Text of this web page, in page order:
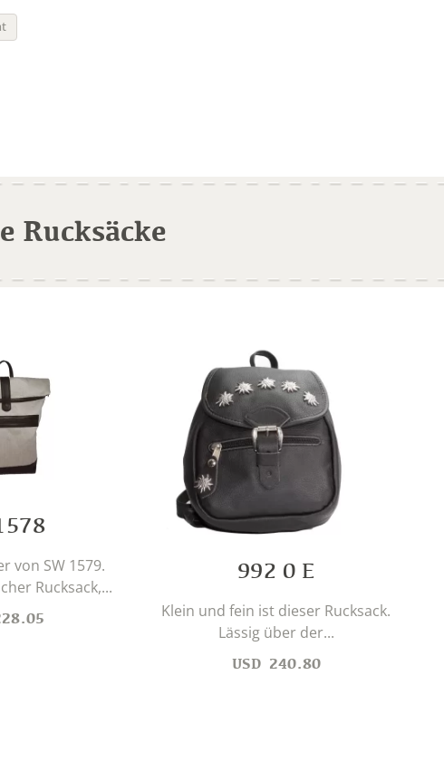
Rucksäcke
von SW 1579.
Rucksack,...
992 0 E
Klein und fein ist dieser Rucksack.
Lässig über der...
USD 240.80